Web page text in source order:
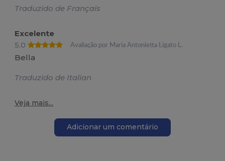
Traduzido de Français
Excelente
5.0
Avaliação por Maria Antonietta Ligato L.
Bella
Traduzido de Italian
Veja mais...
Adicionar um comentário